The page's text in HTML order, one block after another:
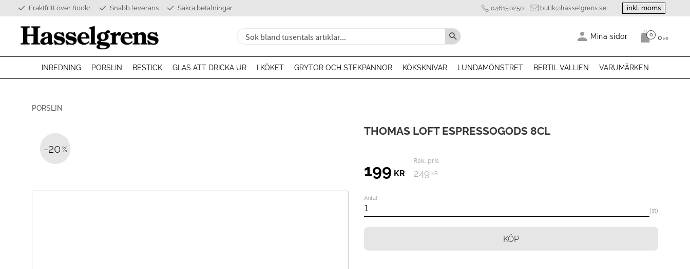
Fraktfritt över 800kr Snabb leverans Säkra betalningar 046150250 butik@hasselgrens.se inkl. moms
Mina sidor Antal
0 0 KR
INREDNING PORSLIN BESTICK GLAS ATT DRICKA UR I KÖKET GRYTOR OCH STEKPANNOR KÖKSKNIVAR LUNDAMÖNSTRET BERTIL VALLIEN VARUMÄRKEN
PORSLIN
THOMAS LOFT ESPRESSOGODS 8CL
20 %
Nedsatt pris:
199 KR
Ordinarie pris:
249KR
Antal
st
KÖP